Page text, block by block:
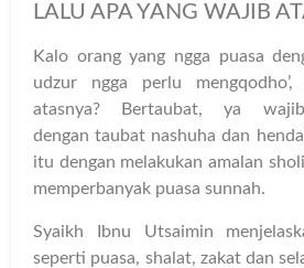
LALU APA YANG WAJIB
Kalo orang yang ngga puasa
udzur ngga perlu
atasnya? Bertaubat, ya
dengan taubat nashuha dan
itu dengan melakukan amalan
memperbanyak puasa sunnah.
Syaikh Ibnu Utsaimin
seperti puasa, shalat, zakat dan